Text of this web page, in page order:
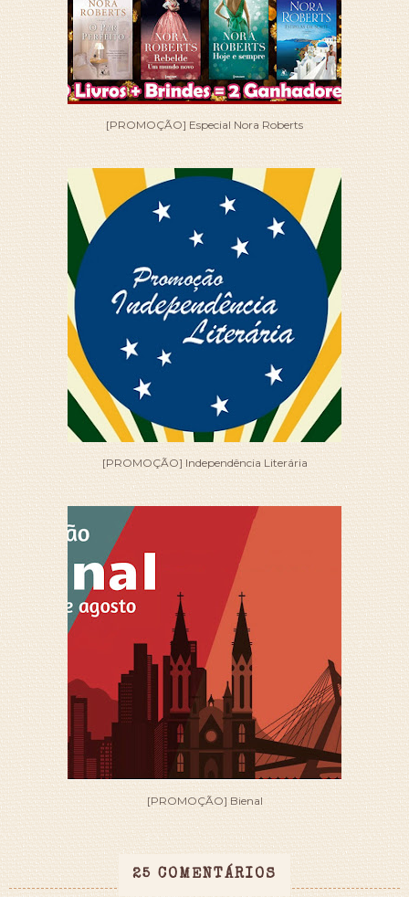
[PROMOÇÃO] Especial Nora Roberts
[PROMOÇÃO] Independência Literária
[PROMOÇÃO] Bienal
25 COMENTÁRIOS